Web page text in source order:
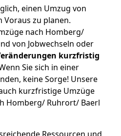
einen Umzug von
Voraus zu planen.
nach Homberg/
von Jobwechseln oder
kurzfristig
Sie sich in einer
keine Sorge! Unsere
kurzfristige Umzüge
Homberg/ Ruhrort/ Baerl